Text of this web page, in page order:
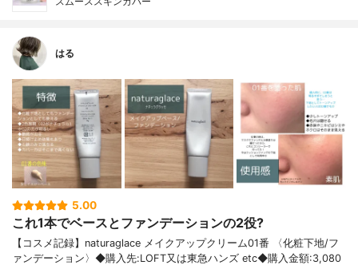
はる
5.00
これ1本でベースとファンデーションの2役?
【コスメ記録】naturaglace メイクアップクリーム01番 〈化粧下地/フ
ァンデーション〉◆購入先:LOFT又は東急ハンズ etc◆購入金額:3,080